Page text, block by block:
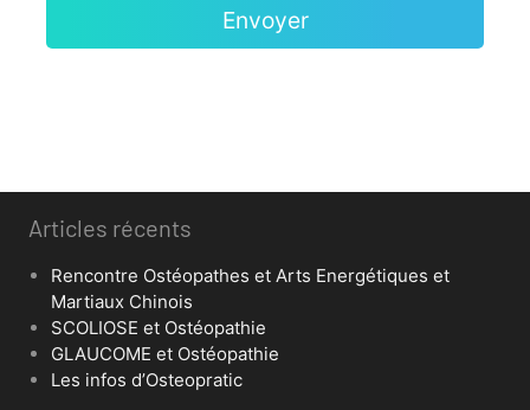
Articles récents
Rencontre Ostéopathes et Arts Energétiques et
Martiaux Chinois
SCOLIOSE et Ostéopathie
GLAUCOME et Ostéopathie
Les infos d’Osteopratic